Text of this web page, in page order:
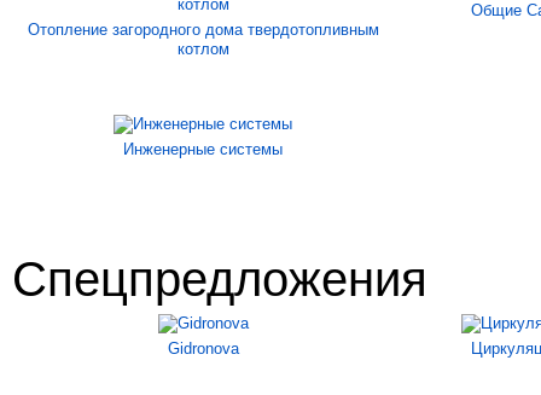
Отопление загородного дома твердотопливным
котлом
Общие
Инженерные системы
Спецпредложения
Gidronova